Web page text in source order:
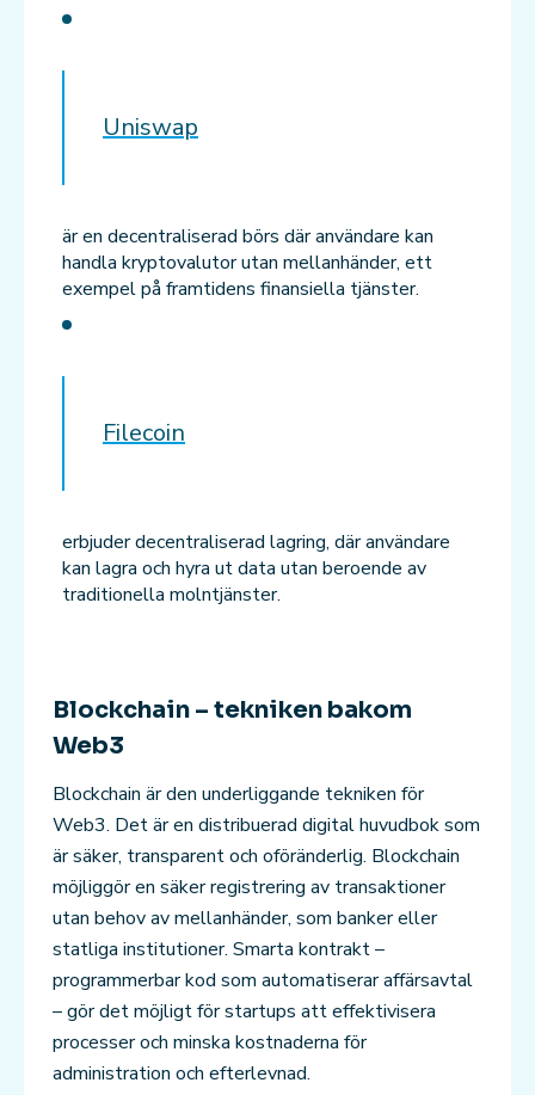
Uniswap
är en decentraliserad börs där användare kan
handla kryptovalutor utan mellanhänder, ett
exempel på framtidens finansiella tjänster.
Filecoin
erbjuder decentraliserad lagring, där användare
kan lagra och hyra ut data utan beroende av
traditionella molntjänster.
Blockchain – tekniken bakom
Web3
Blockchain är den underliggande tekniken för
Web3. Det är en distribuerad digital huvudbok som
är säker, transparent och oföränderlig. Blockchain
möjliggör en säker registrering av transaktioner
utan behov av mellanhänder, som banker eller
statliga institutioner. Smarta kontrakt –
programmerbar kod som automatiserar affärsavtal
– gör det möjligt för startups att effektivisera
processer och minska kostnaderna för
administration och efterlevnad.